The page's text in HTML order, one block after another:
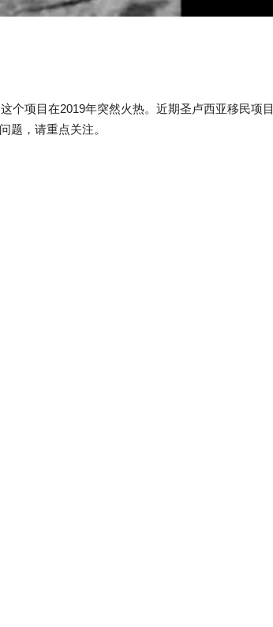
个项目在2019年突然火热。近期圣卢西亚移民项
题，请重点关注。